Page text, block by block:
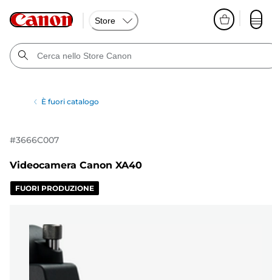
Store
È fuori catalogo
#3666C007
Videocamera Canon XA40
FUORI PRODUZIONE